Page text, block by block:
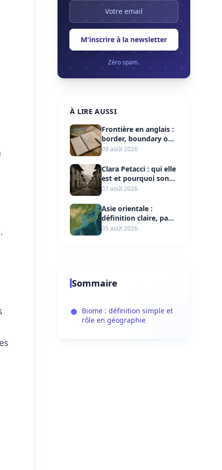
M'inscrire à la newsletter
Zéro spam.
À LIRE AUSSI
Frontière en anglais :
border, boundary ou
frontier ?
09 août 2026
Clara Petacci : qui elle
est et pourquoi son
nom reste lié à
Mussolini
07 août 2026
Asie orientale :
définition claire, pays
et repères clés
05 août 2026
Sommaire
Biome : définition simple et
rôle en géographie